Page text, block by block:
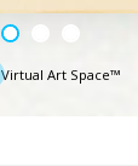
Virtual Art Space™